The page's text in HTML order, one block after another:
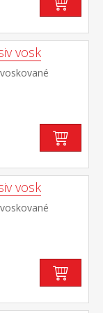
vosk
vosk